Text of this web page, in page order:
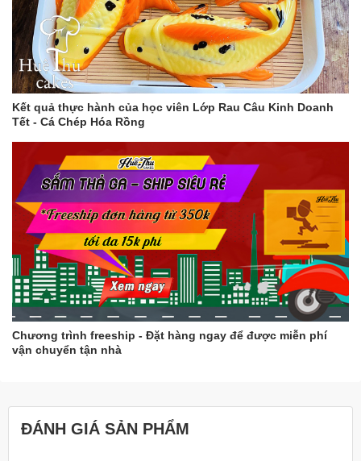
Kết quả thực hành của học viên Lớp Rau Câu Kinh Doanh
Tết - Cá Chép Hóa Rồng
Chương trình freeship - Đặt hàng ngay để được miễn phí
vận chuyển tận nhà
ĐÁNH GIÁ SẢN PHẨM